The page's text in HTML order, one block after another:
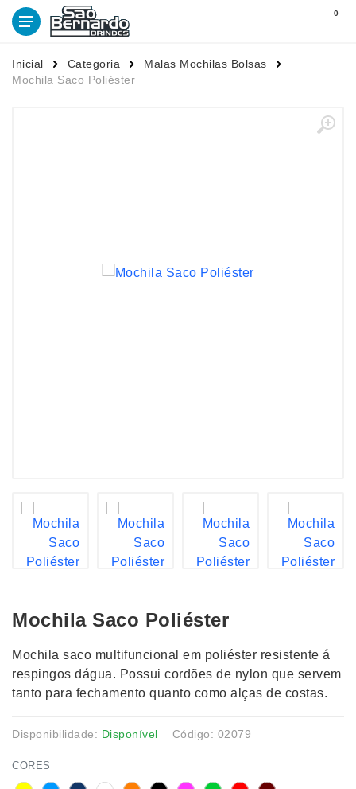
0
Inicial Categoria
Malas Mochilas Bolsas
Mochila Saco Poliéster
Mochila Saco Poliéster
Mochila saco multifuncional em poliéster resistente á
respingos dágua. Possui cordões de nylon que servem
tanto para fechamento quanto como alças de costas.
Disponibilidade: Disponível Código: 02079
CORES